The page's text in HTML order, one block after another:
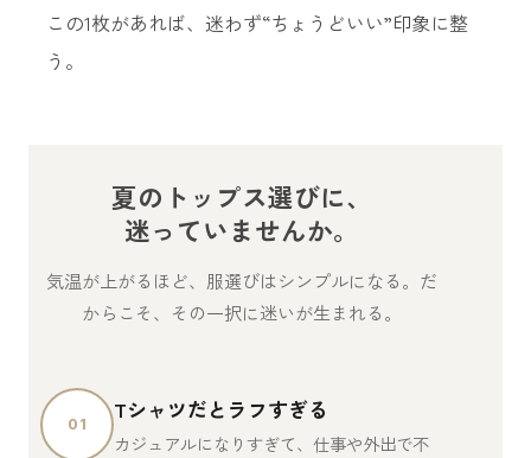
この1枚があれば、迷わず“ちょうどいい”印象に整
う。
夏のトップス選びに、
迷っていませんか。
気温が上がるほど、服選びはシンプルになる。だ
からこそ、その一択に迷いが生まれる。
01
Tシャツだとラフすぎる
カジュアルになりすぎて、仕事や外出で不